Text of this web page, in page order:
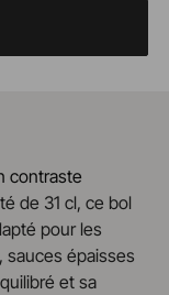
contraste
de 31 cl, ce bol
pour les
épaisses
et sa